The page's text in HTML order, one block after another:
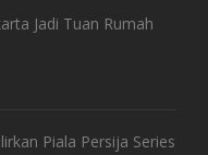
Jadi Tuan Rumah
Piala Persija Series